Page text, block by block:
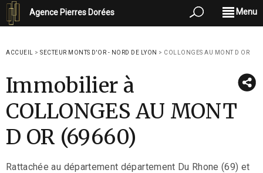
Agence Pierres Dorées Menu
ACCUEIL > SECTEUR MONTS D'OR - NORD DE LYON > COLLONGES AU MONT D OR
Immobilier à
COLLONGES AU MONT
D OR (69660)
Rattachée au département département Du Rhone (69) et